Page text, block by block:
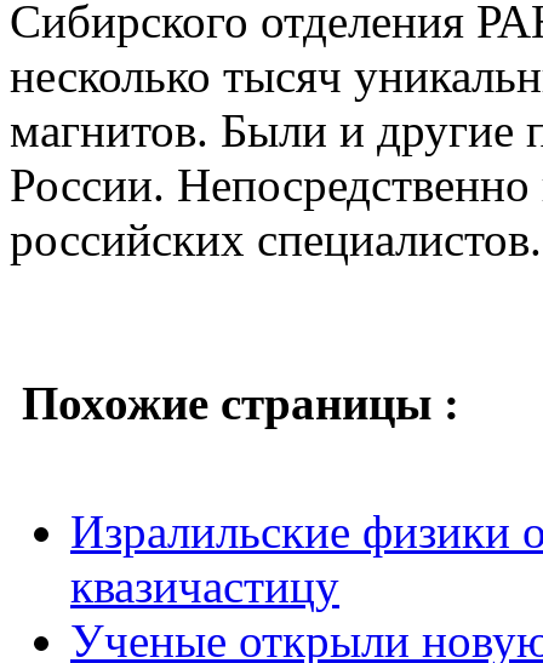
Сибирского отделения
несколько тысяч
магнитов. Были и другие
России. Непосредственно
российских специалистов.
Похожие страницы :
Изралильские физики
квазичастицу
Ученые открыли